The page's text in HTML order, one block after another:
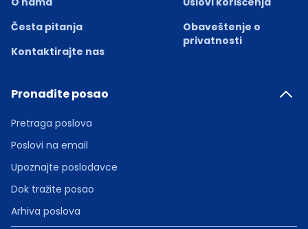
Česta pitanja
Kontaktirajte nas
Obaveštenje o
privatnosti
Pronađite posao
Pretraga poslova
Poslovi na email
Upoznajte poslodavce
Dok tražite posao
Arhiva poslova